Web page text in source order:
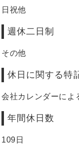
日祝他
週休二日制
その他
休日に関する特
会社カレンダーによ
年間休日数
109日